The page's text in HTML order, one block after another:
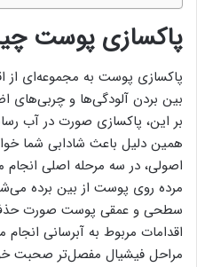
پاکسازی پوست
پاکسازی پوست به مجموعه‌ای از
بین بردن آلودگی‌ها و چربی‌های
بر این، پاکسازی صورت در آب
همین دلیل باعث شادابی شما
اصولی، در سه مرحله اصلی
مرده روی پوست از بین برده
سطحی و عمقی پوست صورت حذف
اقدامات مربوط به آبرسانی انجام
مراحل فیشیال مفصل‌تر صحبت